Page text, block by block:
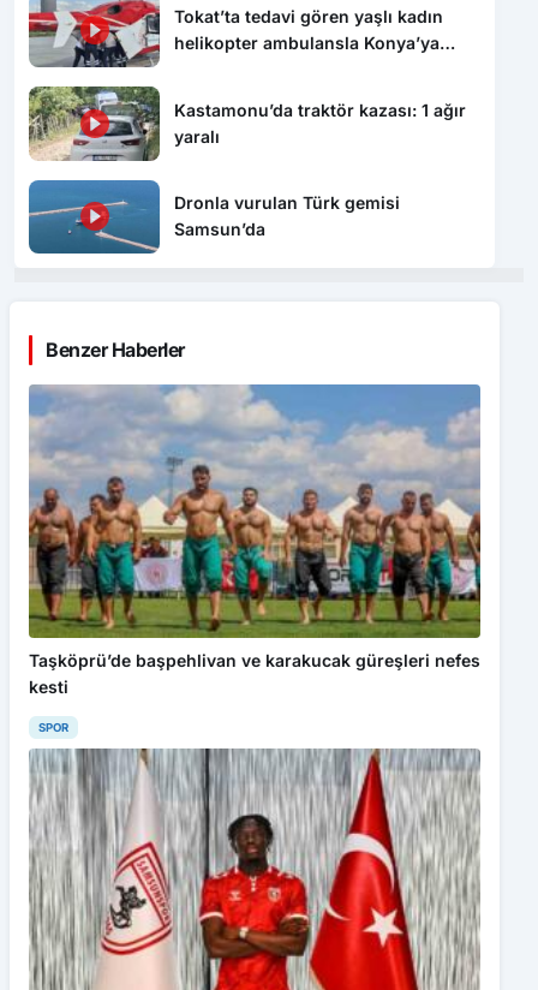
Tokat’ta tedavi gören yaşlı kadın
helikopter ambulansla Konya’ya
Kastamonu’da traktör kazası: 1 ağır
yaralı
Dronla vurulan Türk gemisi
Samsun’da
Benzer Haberler
Taşköprü’de başpehlivan ve karakucak güreşleri nefes
kesti
SPOR